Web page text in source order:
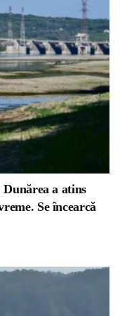
a atins
Se încearcă